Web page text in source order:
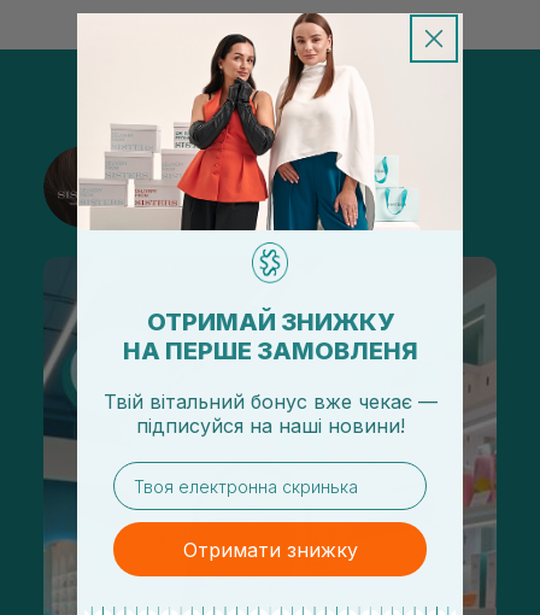
@sisters_stelmakh в Instagram
Подписаться
ОТРИМАЙ ЗНИЖКУ
НА ПЕРШЕ ЗАМОВЛЕНЯ
Твій вітальний бонус вже чекає —
підписуйся на наші новини!
email
Отримати знижку